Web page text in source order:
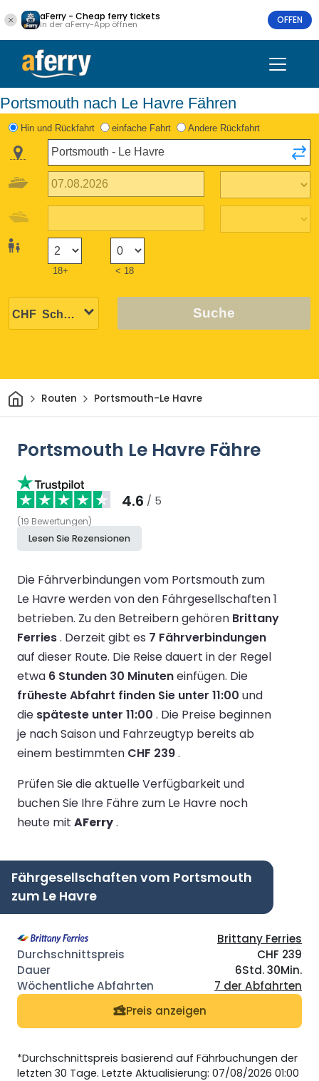
aFerry - Cheap ferry tickets
In der aFerry-App öffnen OFFEN
Portsmouth nach Le Havre Fähren
Hin und Rückfahrt einfache Fahrt Andere Rückfahrt
18+ < 18
Suche
HeimRouten Portsmouth-Le Havre
Portsmouth Le Havre Fähre
4.6 / 5
(19 Bewertungen)
Lesen Sie Rezensionen
Die Fährverbindungen vom Portsmouth zum
Le Havre werden von den Fährgesellschaften 1
betrieben. Zu den Betreibern gehören Brittany
Ferries. Derzeit gibt es 7 Fährverbindungen
auf dieser Route. Die Reise dauert in der Regel
etwa 6 Stunden 30 Minuteneinfügen. Die
früheste Abfahrt finden Sie unter 11:00 und
die späteste unter 11:00 . Die Preise beginnen
je nach Saison und Fahrzeugtyp bereits ab
einem bestimmten CHF 239.
Prüfen Sie die aktuelle Verfügbarkeit und
buchen Sie Ihre Fähre zum Le Havre noch
heute mit AFerry.
Fährgesellschaften vom Portsmouth
zum Le Havre
Brittany Ferries
CHF 239
6Std. 30Min.
7 der Abfahrten
Preis anzeigen
*Durchschnittspreis basierend auf Fährbuchungen der
letzten 30 Tage. Letzte Aktualisierung: 07/08/2026 01:00